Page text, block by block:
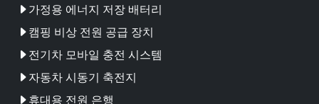
가정용 에너지 저장 배터리
캠핑 비상 전원 공급 장치
전기차 모바일 충전 시스템
자동차 시동기 축전지
휴대용 전원 은행